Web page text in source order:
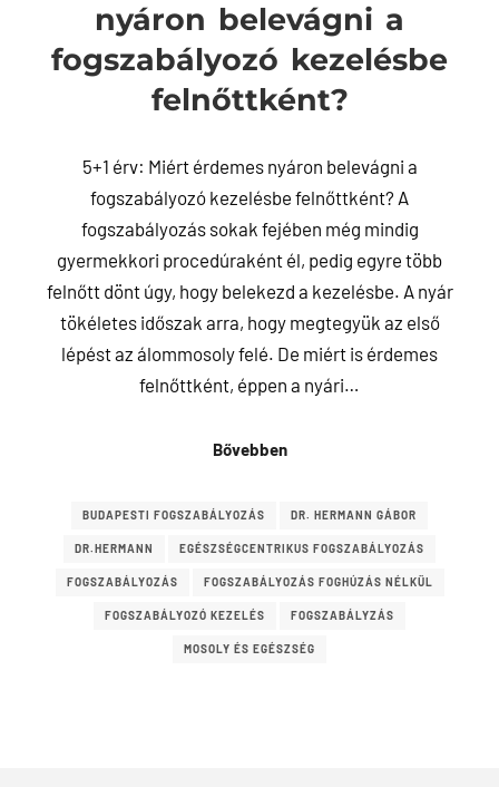
nyáron belevágni a
fogszabályozó kezelésbe
felnőttként?
5+1 érv: Miért érdemes nyáron belevágni a
fogszabályozó kezelésbe felnőttként? A
fogszabályozás sokak fejében még mindig
gyermekkori procedúraként él, pedig egyre több
felnőtt dönt úgy, hogy belekezd a kezelésbe. A nyár
tökéletes időszak arra, hogy megtegyük az első
lépést az álommosoly felé. De miért is érdemes
felnőttként, éppen a nyári…
Bővebben
BUDAPESTI FOGSZABÁLYOZÁS DR. HERMANN GÁBOR
DR.HERMANN EGÉSZSÉGCENTRIKUS FOGSZABÁLYOZÁS
FOGSZABÁLYOZÁS FOGSZABÁLYOZÁS FOGHÚZÁS NÉLKÜL
FOGSZABÁLYOZÓ KEZELÉS FOGSZABÁLYZÁS
MOSOLY ÉS EGÉSZSÉG